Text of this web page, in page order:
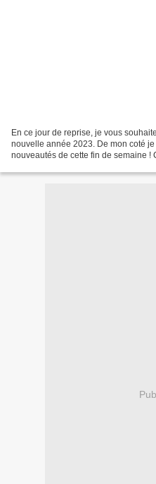
En ce jour de reprise, je vous
nouvelle année 2023. De mon coté
nouveautés de cette fin de semaine